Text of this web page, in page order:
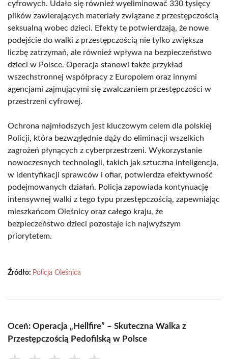
cyfrowych. Udało się również wyeliminować 330 tysięcy
plików zawierających materiały związane z przestępczością
seksualną wobec dzieci. Efekty te potwierdzają, że nowe
podejście do walki z przestępczością nie tylko zwiększa
liczbę zatrzymań, ale również wpływa na bezpieczeństwo
dzieci w Polsce. Operacja stanowi także przykład
wszechstronnej współpracy z Europolem oraz innymi
agencjami zajmującymi się zwalczaniem przestępczości w
przestrzeni cyfrowej.
Ochrona najmłodszych jest kluczowym celem dla polskiej
Policji, która bezwzględnie dąży do eliminacji wszelkich
zagrożeń płynących z cyberprzestrzeni. Wykorzystanie
nowoczesnych technologii, takich jak sztuczna inteligencja,
w identyfikacji sprawców i ofiar, potwierdza efektywność
podejmowanych działań. Policja zapowiada kontynuację
intensywnej walki z tego typu przestępczością, zapewniając
mieszkańcom Oleśnicy oraz całego kraju, że
bezpieczeństwo dzieci pozostaje ich najwyższym
priorytetem.
Źródło: Policja Oleśnica
Oceń: Operacja „Hellfire” – Skuteczna Walka z
Przestępczością Pedofilską w Polsce